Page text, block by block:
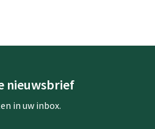
nieuwsbrief
in uw inbox.